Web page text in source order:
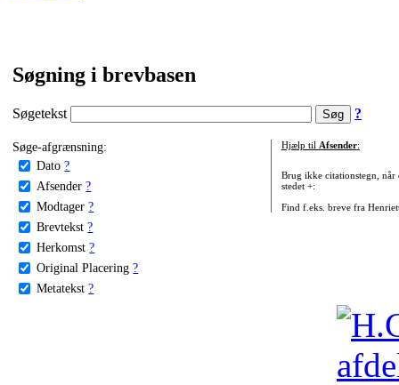
Søgning i brevbasen
Søgetekst ?
Søge-afgrænsning:
Dato ?
Afsender ?
Modtager ?
Brevtekst ?
Herkomst ?
Original Placering ?
Metatekst ?
Hjælp til Afsender:
Brug ikke citationstegn, når
stedet +:
Find f.eks. breve fra